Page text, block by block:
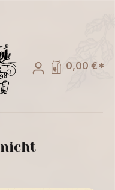
0,00 €*